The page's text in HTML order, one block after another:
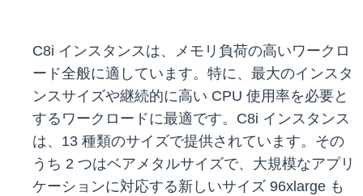
C8i インスタンスは、メモリ負荷の高いワークロ
ード全般に適しています。特に、最大のインスタ
ンスサイズや継続的に高い CPU 使用率を必要と
するワークロードに最適です。C8i インスタンス
は、13 種類のサイズで提供されています。その
うち 2 つはベアメタルサイズで、大規模なアプリ
ケーションに対応する新しいサイズ 96xlarge も